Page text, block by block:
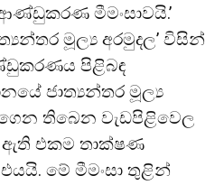
මීමංසාවයි.’
මූල්‍ය අරමුදල’ විසින්
පිළිබඳ
ජාත්‍යන්තර මූල්‍ය
තිබෙන වැඩපිළිවෙල
ඇති එකම තාක්ෂණ
මේ මීමංසා තුළින්